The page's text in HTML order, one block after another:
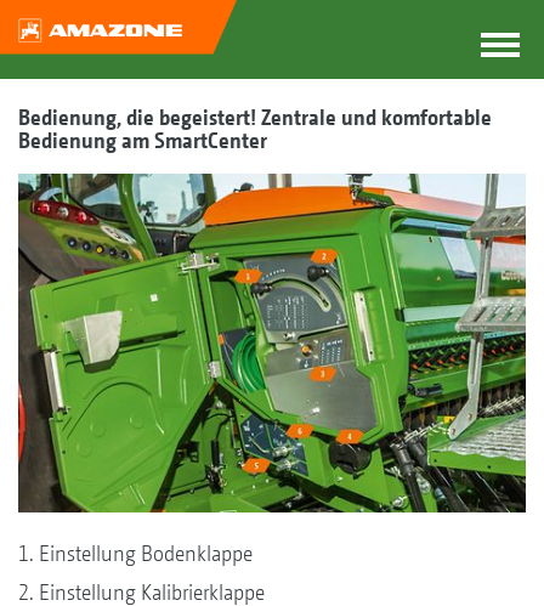
Bedienung, die begeistert! Zentrale und komfortable
Bedienung am SmartCenter
1. Einstellung Bodenklappe
2. Einstellung Kalibrierklappe